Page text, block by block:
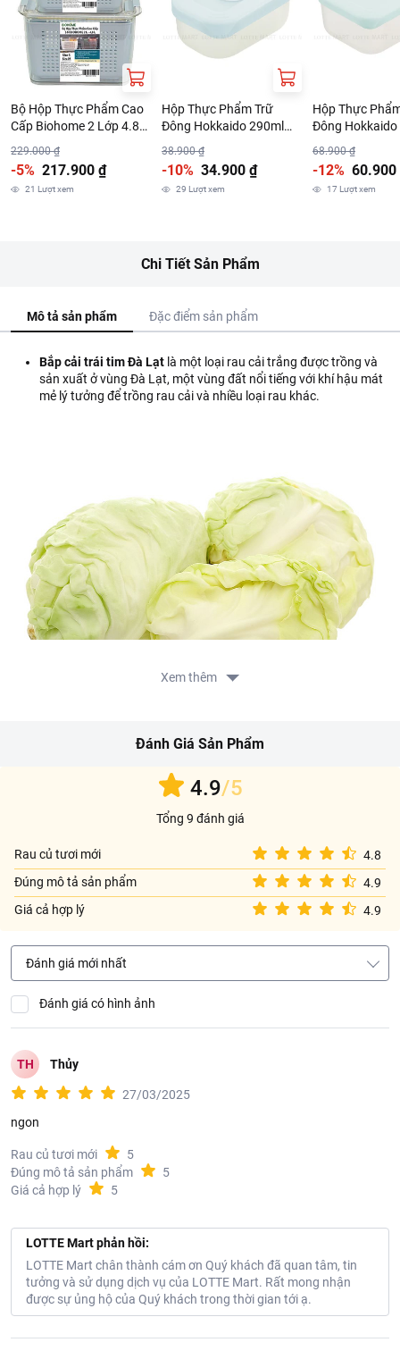
Bộ Hộp Thực Phẩm Cao
Cấp Biohome 2 Lớp 4.8L
229.000 ₫
-5% 217.900 ₫
21 Lượt xem
Hộp Thực Phẩm Trữ
Đông Hokkaido 290ml
38.900 ₫
-10% 34.900 ₫
29 Lượt xem
Hộp Thực
Đông Hokkaido
68.900 ₫
-12% 60.900
17 Lượt xem
Chi Tiết Sản Phẩm
Mô tả sản phẩm Đặc điểm sản phẩm
Bắp cải trái tim Đà Lạt là một loại rau cải trắng được trồng và
sản xuất ở vùng Đà Lạt, một vùng đất nổi tiếng với khí hậu mát
mẻ lý tưởng để trồng rau cải và nhiều loại rau khác.
Xem thêm
Đánh Giá Sản Phẩm
4.9/5
Tổng 9 đánh giá
Rau củ tươi mới
4.8
Đúng mô tả sản phẩm
4.9
Giá cả hợp lý
4.9
Đánh giá mới nhất
Đánh giá có hình ảnh
TH Thủy
27/03/2025
ngon
Rau củ tươi mới
5
Đúng mô tả sản phẩm
5
Giá cả hợp lý
5
LOTTE Mart phản hồi:
LOTTE Mart chân thành cám ơn Quý khách đã quan tâm, tin
tưởng và sử dụng dịch vụ của LOTTE Mart. Rất mong nhận
được sự ủng hộ của Quý khách trong thời gian tới ạ.